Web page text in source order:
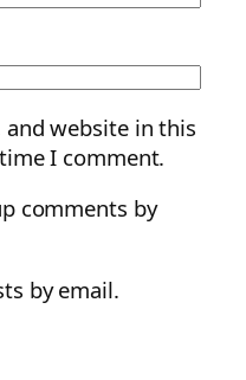
and website in this
I comment.
comments by
by email.